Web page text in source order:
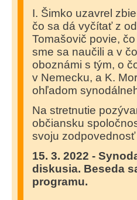
I. Šimko uzavrel
čo sa dá vyčítať z
Tomašovič povie,
sme sa naučili a v
oboznámi s tým, o
v Nemecku, a K.
ohľadom
Na stretnutie
občiansku
svoju
15. 3. 2022 -
diskusia. Beseda
programu.